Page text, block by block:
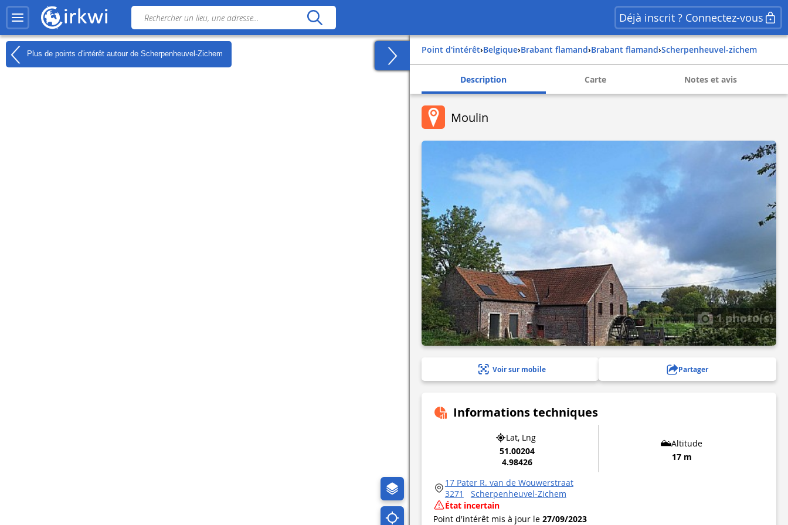
Déjà inscrit ? Connectez-vous
Plus de points d'intérêt autour de Scherpenheuvel-Zichem Point d'intérêt› belgique› brabant flamand› brabant flamand› scherpenheuvel-zichem
Description Carte Notes et avis
Moulin
1 photo(s)
Voir sur mobile Partager
Informations techniques
Lat, Lng
51.00204
4.98426
Altitude
17 m
17 Pater R. van de Wouwerstraat
3271
Scherpenheuvel-Zichem
État incertain
Point d'intérêt mis à jour le 27/09/2023